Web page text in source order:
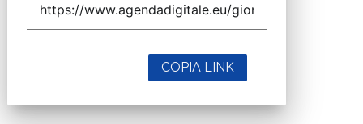
COPIA LINK